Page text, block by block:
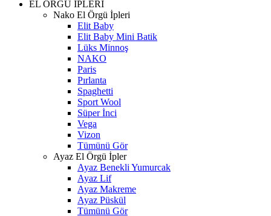
EL ÖRGÜ İPLERİ
Nako El Örgü İpleri
Elit Baby
Elit Baby Mini Batik
Lüks Minnoş
NAKO
Paris
Pırlanta
Spaghetti
Sport Wool
Süper İnci
Vega
Vizon
Tümünü Gör
Ayaz El Örgü İpler
Ayaz Benekli Yumurcak
Ayaz Lif
Ayaz Makreme
Ayaz Püskül
Tümünü Gör